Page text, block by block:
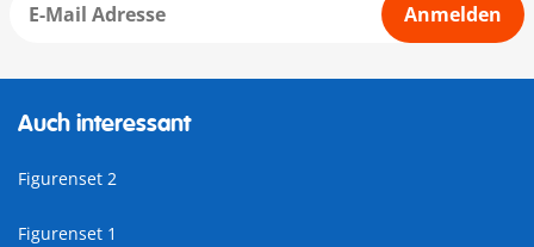
Anmelden
Auch interessant
Figurenset 2
Figurenset 1